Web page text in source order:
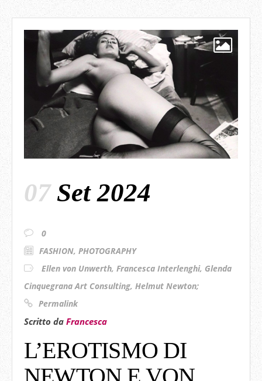
07 Set 2024
0
FASHION, PHOTOGRAPHY
Ellen von Unwerth, Francesca Interlenghi, Glenda
Cinquegrana Art Consulting, Helmut Newton;
Permalink
Scritto da Francesca
L’EROTISMO DI